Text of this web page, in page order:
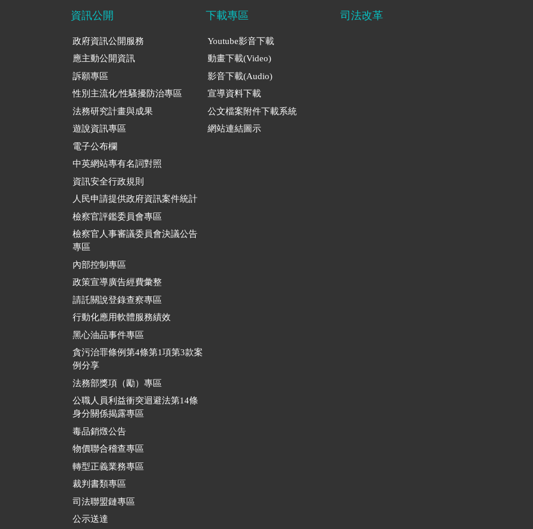
資訊公開
政府資訊公開服務
應主動公開資訊
訴願專區
性別主流化/性騷擾防治專區
法務研究計畫與成果
遊說資訊專區
電子公布欄
中英網站專有名詞對照
資訊安全行政規則
人民申請提供政府資訊案件統計
檢察官評鑑委員會專區
檢察官人事審議委員會決議公告
專區
內部控制專區
政策宣導廣告經費彙整
請託關說登錄查察專區
行動化應用軟體服務績效
黑心油品事件專區
貪污治罪條例第4條第1項第3款案
例分享
法務部獎項（勵）專區
公職人員利益衝突迴避法第14條
身分關係揭露專區
毒品銷燬公告
物價聯合稽查專區
轉型正義業務專區
裁判書類專區
司法聯盟鏈專區
公示送達
下載專區
Youtube影音下載
動畫下載(Video)
影音下載(Audio)
宣導資料下載
公文檔案附件下載系統
網站連結圖示
司法改革